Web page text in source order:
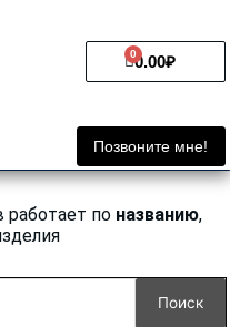
0.00₽
0
Cart
Позвоните мне!
работает по названию,
Поиск